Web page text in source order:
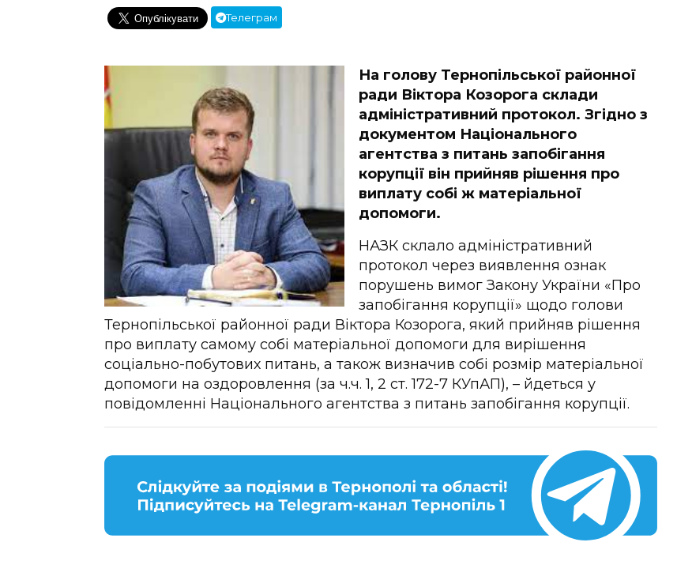
Телеграм
На голову Тернопільської районної
ради Віктора Козорога склади
адміністративний протокол. Згідно з
документом Національного
агентства з питань запобігання
корупції він прийняв рішення про
виплату собі ж матеріальної
допомоги.
НАЗК склало адміністративний
протокол через виявлення ознак
порушень вимог Закону України «Про
запобігання корупції» щодо голови
Тернопільської районної ради Віктора Козорога, який прийняв рішення
про виплату самому собі матеріальної допомоги для вирішення
соціально-побутових питань, а також визначив собі розмір матеріальної
допомоги на оздоровлення (за ч.ч. 1, 2 ст. 172-7 КУпАП), – йдеться у
повідомленні Національного агентства з питань запобігання корупції.